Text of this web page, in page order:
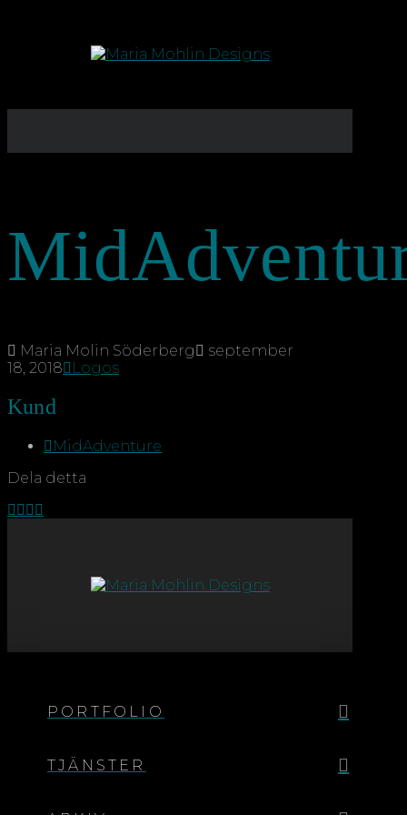
Maria Molin Söderberg
september
18, 2018
Logos
Kund
MidAdventure
Dela detta
PORTFOLIO
TJÄNSTER